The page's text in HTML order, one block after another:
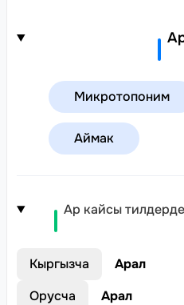
Микротопоним
Аймак
Ар кайсы
Кыргызча
Арал
Орусча
Арал